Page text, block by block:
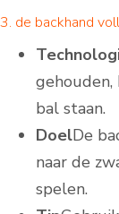
3. de backhand
bal staan.
DoelDe
naar de
spelen.